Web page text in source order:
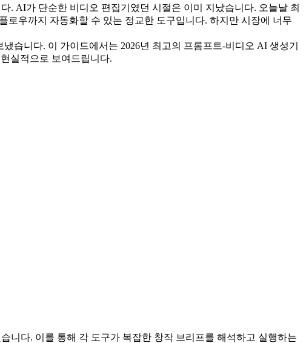
. AI가 단순한 비디오 편집기였던 시절은 이미 지났습니다. 오늘날 최
우까지 자동화할 수 있는 정교한 도구입니다. 하지만 시장에 너무
습니다. 이 가이드에서는 2026년 최고의 프롬프트-비디오 AI 생성기
실적으로 보여드립니다.
니다. 이를 통해 각 도구가 복잡한 창작 브리프를 해석하고 실행하는